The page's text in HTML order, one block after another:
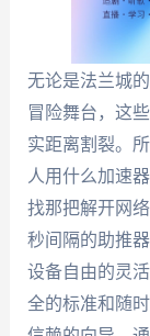
无论是法兰城
冒险舞台，这
实距离割裂。
人用什么加速
找那把解开网
秒间隔的助推器
设备自由的灵
全的标准和随